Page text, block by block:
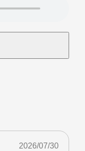
2026/07/30